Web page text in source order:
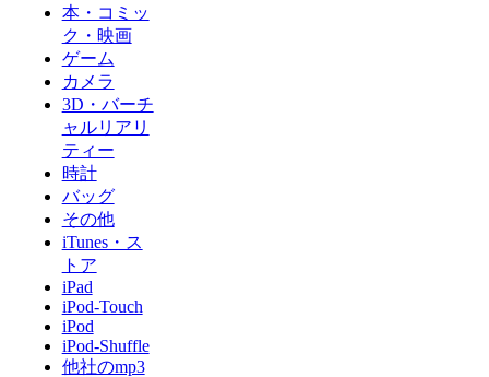
本・コミッ
ク・映画
ゲーム
カメラ
3D・バーチ
ャルリアリ
ティー
時計
バッグ
その他
iTunes・ス
トア
iPad
iPod-Touch
iPod
iPod-Shuffle
他社のmp3